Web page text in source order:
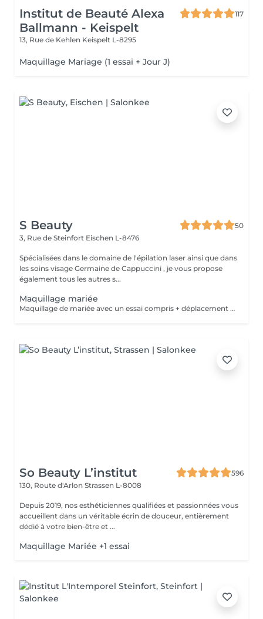
Institut de Beauté Alexa
Ballmann - Keispelt
117
13, Rue de Kehlen Keispelt L-8295
Maquillage Mariage (1 essai + Jour J)
S Beauty
50
3, Rue de Steinfort Eischen L-8476
Spécialisées dans le domaine de l'épilation laser ainsi que dans
les soins visage Germaine de Cappuccini , je vous propose
également tous les autres s...
Maquillage mariée
Maquillage de mariée avec un essai compris + déplacement le jour du mariage.
So Beauty L’institut
596
130, Route d'Arlon Strassen L-8008
Depuis 2019, nos esthéticiennes qualifiées et passionnées vous
accueillent dans un véritable écrin de douceur, entièrement
dédié à votre bien-être et ...
Maquillage Mariée +1 essai